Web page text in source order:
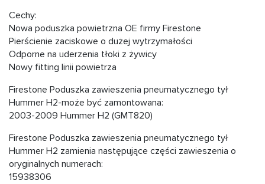
Cechy:
Nowa poduszka powietrzna OE firmy Firestone
Pierścienie zaciskowe o dużej wytrzymałości
Odporne na uderzenia tłoki z żywicy
Nowy fitting linii powietrza
Firestone Poduszka zawieszenia pneumatycznego tył
Hummer H2-może być zamontowana:
2003-2009 Hummer H2 (GMT820)
Firestone Poduszka zawieszenia pneumatycznego tył
Hummer H2 zamienia następujące części zawieszenia o
oryginalnych numerach:
15938306